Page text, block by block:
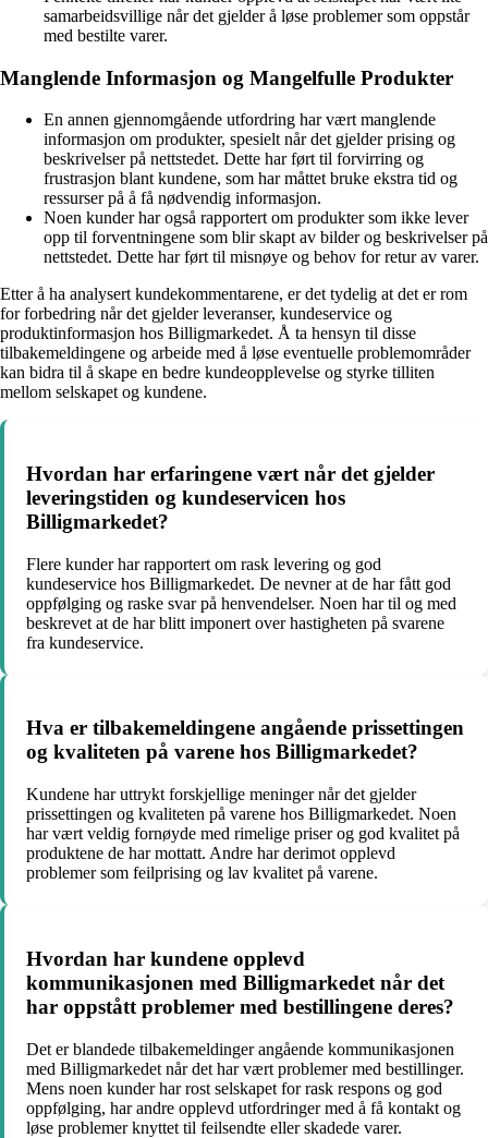
samarbeidsvillige når det gjelder å løse problemer som oppstår
med bestilte varer.
Manglende Informasjon og Mangelfulle Produkter
En annen gjennomgående utfordring har vært manglende
informasjon om produkter, spesielt når det gjelder prising og
beskrivelser på nettstedet. Dette har ført til forvirring og
frustrasjon blant kundene, som har måttet bruke ekstra tid og
ressurser på å få nødvendig informasjon.
Noen kunder har også rapportert om produkter som ikke lever
opp til forventningene som blir skapt av bilder og beskrivelser på
nettstedet. Dette har ført til misnøye og behov for retur av varer.
Etter å ha analysert kundekommentarene, er det tydelig at det er rom
for forbedring når det gjelder leveranser, kundeservice og
produktinformasjon hos Billigmarkedet. Å ta hensyn til disse
tilbakemeldingene og arbeide med å løse eventuelle problemområder
kan bidra til å skape en bedre kundeopplevelse og styrke tilliten
mellom selskapet og kundene.
Hvordan har erfaringene vært når det gjelder
leveringstiden og kundeservicen hos
Billigmarkedet?
Flere kunder har rapportert om rask levering og god
kundeservice hos Billigmarkedet. De nevner at de har fått god
oppfølging og raske svar på henvendelser. Noen har til og med
beskrevet at de har blitt imponert over hastigheten på svarene
fra kundeservice.
Hva er tilbakemeldingene angående prissettingen
og kvaliteten på varene hos Billigmarkedet?
Kundene har uttrykt forskjellige meninger når det gjelder
prissettingen og kvaliteten på varene hos Billigmarkedet. Noen
har vært veldig fornøyde med rimelige priser og god kvalitet på
produktene de har mottatt. Andre har derimot opplevd
problemer som feilprising og lav kvalitet på varene.
Hvordan har kundene opplevd
kommunikasjonen med Billigmarkedet når det
har oppstått problemer med bestillingene deres?
Det er blandede tilbakemeldinger angående kommunikasjonen
med Billigmarkedet når det har vært problemer med bestillinger.
Mens noen kunder har rost selskapet for rask respons og god
oppfølging, har andre opplevd utfordringer med å få kontakt og
løse problemer knyttet til feilsendte eller skadede varer.